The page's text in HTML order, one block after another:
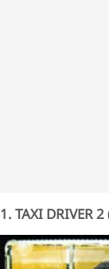
1. TAXI DRIVER